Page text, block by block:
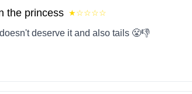
the princess ★☆☆☆☆
deserve it and also tails 😤👎